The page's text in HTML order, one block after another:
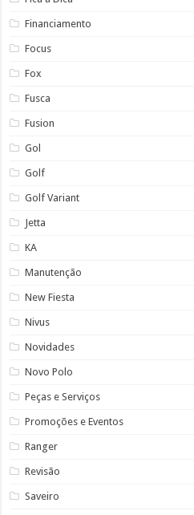
Financiamento
Focus
Fox
Fusca
Fusion
Gol
Golf
Golf Variant
Jetta
KA
Manutenção
New Fiesta
Nivus
Novidades
Novo Polo
Peças e Serviços
Promoções e Eventos
Ranger
Revisão
Saveiro